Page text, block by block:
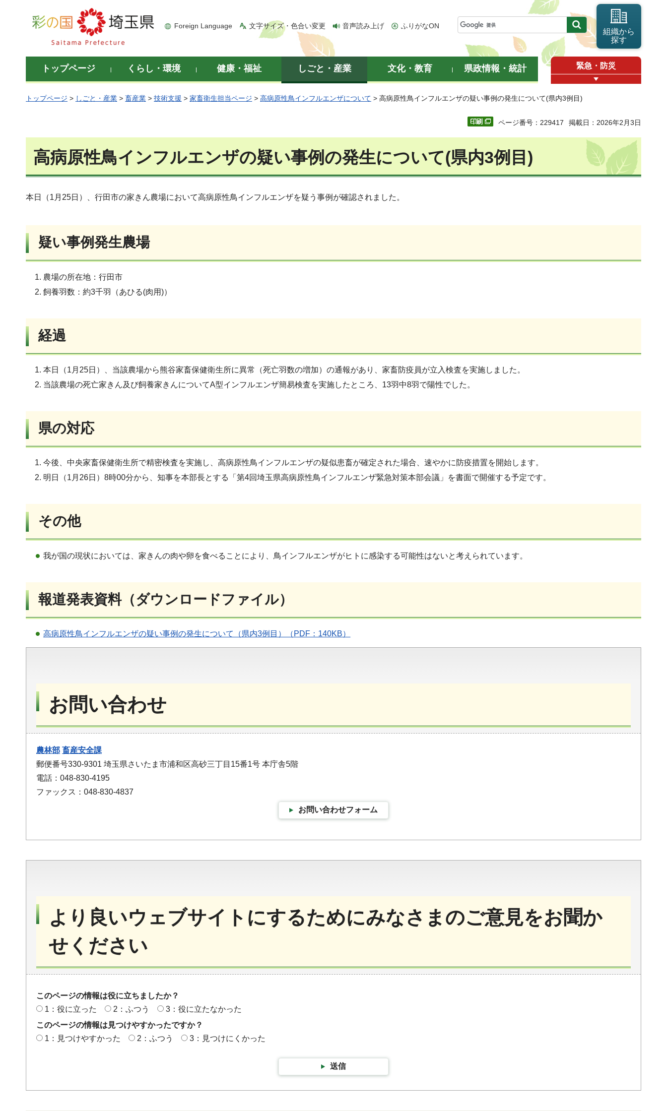
彩の国 埼玉県
Foreign Language 文字サイズ・色合い変更 音声読み上げ ふりがなON
組織から
探す
トップページ くらし・環境 健康・福祉 しごと・産業 文化・教育 県政情報・統計 緊急・防災
トップページ > しごと・産業 > 畜産業 > 技術支援 > 家畜衛生担当ページ > 高病原性鳥インフルエンザについて > 高病原性鳥インフルエンザの疑い事例の発生について(県内3例目)
ページ番号：229417 掲載日：2026年2月3日
高病原性鳥インフルエンザの疑い事例の発生について(県内3例目)
本日（1月25日）、行田市の家きん農場において高病原性鳥インフルエンザを疑う事例が確認されました。
疑い事例発生農場
農場の所在地：行田市
飼養羽数：約3千羽（あひる(肉用)）
経過
本日（1月25日）、当該農場から熊谷家畜保健衛生所に異常（死亡羽数の増加）の通報があり、家畜防疫員が立入検査を実施しました。
当該農場の死亡家きん及び飼養家きんについてA型インフルエンザ簡易検査を実施したところ、13羽中8羽で陽性でした。
県の対応
今後、中央家畜保健衛生所で精密検査を実施し、高病原性鳥インフルエンザの疑似患畜が確定された場合、速やかに防疫措置を開始します。
明日（1月26日）8時00分から、知事を本部長とする「第4回埼玉県高病原性鳥インフルエンザ緊急対策本部会議」を書面で開催する予定です。
その他
我が国の現状においては、家きんの肉や卵を食べることにより、鳥インフルエンザがヒトに感染する可能性はないと考えられています。
報道発表資料（ダウンロードファイル）
高病原性鳥インフルエンザの疑い事例の発生について（県内3例目）（PDF：140KB）
お問い合わせ
農林部 畜産安全課
郵便番号330-9301 埼玉県さいたま市浦和区高砂三丁目15番1号 本庁舎5階
電話：048-830-4195
ファックス：048-830-4837
お問い合わせフォーム
より良いウェブサイトにするためにみなさまのご意見をお聞か
せください
このページの情報は役に立ちましたか？
1：役に立った
2：ふつう
3：役に立たなかった
このページの情報は見つけやすかったですか？
1：見つけやすかった
2：ふつう 3：見つけにくかった
送信